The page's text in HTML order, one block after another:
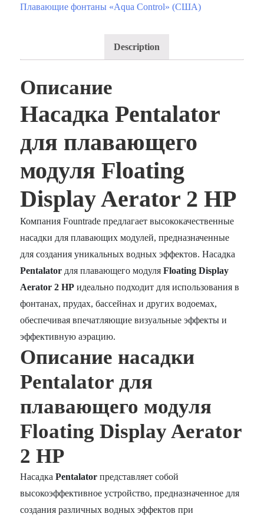
Плавающие фонтаны «Aqua Control» (США)
Description
Описание
Насадка Pentalator
для плавающего
модуля Floating
Display Aerator 2 HP
Компания Fountrade предлагает высококачественные
насадки для плавающих модулей, предназначенные
для создания уникальных водных эффектов. Насадка
Pentalator для плавающего модуляFloating Display
Aerator 2 HP идеально подходит для использования в
фонтанах, прудах, бассейнах и других водоемах,
обеспечивая впечатляющие визуальные эффекты и
эффективную аэрацию.
Описание насадки
Pentalator для
плавающего модуля
Floating Display Aerator
2 HP
НасадкаPentalator представляет собой
высокоэффективное устройство, предназначенное для
создания различных водных эффектов при